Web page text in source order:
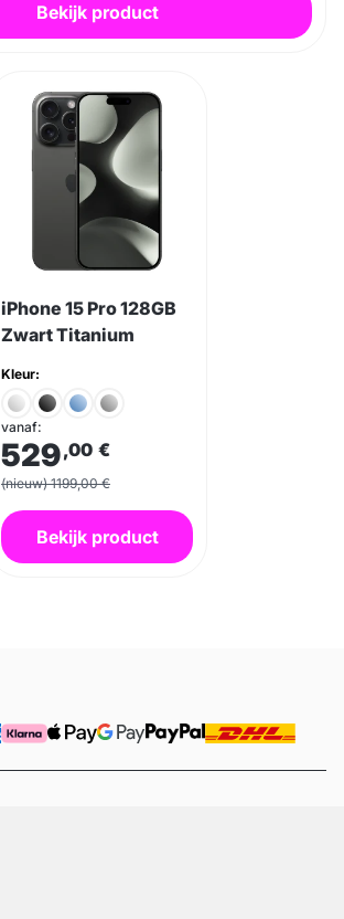
Bekijk product
iPhone 15 Pro 128GB
Zwart Titanium
Kleur:
vanaf:
529,00 €
(nieuw) 1199,00 €
Bekijk product